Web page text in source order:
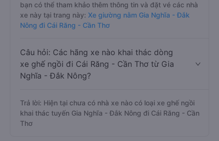
bạn có thể tham khảo thêm thông tin và đặt vé các nhà
xe này tại trang này: Xe giường nằm Gia Nghĩa - Đắk
Nông đi Cái Răng - Cần Thơ
Câu hỏi: Các hãng xe nào khai thác dòng
xe ghế ngồi đi Cái Răng - Cần Thơ từ Gia
Nghĩa - Đắk Nông?
Trả lời: Hiện tại chưa có nhà xe nào có loại xe ghế ngồi
khai thác tuyến Gia Nghĩa - Đắk Nông đi Cái Răng - Cần
Thơ